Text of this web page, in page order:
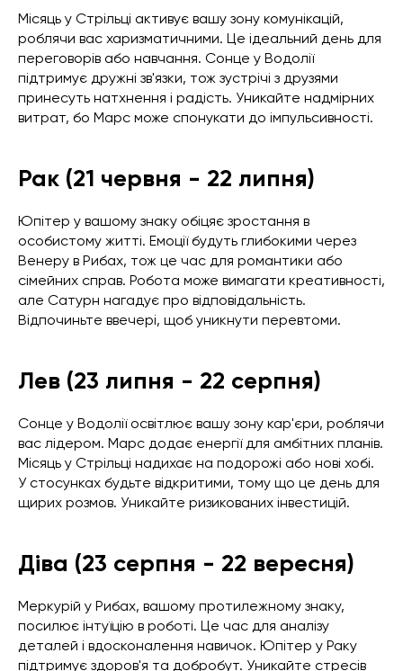
Місяць у Стрільці активує вашу зону комунікацій,
роблячи вас харизматичними. Це ідеальний день для
переговорів або навчання. Сонце у Водолії
підтримує дружні зв'язки, тож зустрічі з друзями
принесуть натхнення і радість. Уникайте надмірних
витрат, бо Марс може спонукати до імпульсивності.
Рак (21 червня - 22 липня)
Юпітер у вашому знаку обіцяє зростання в
особистому житті. Емоції будуть глибокими через
Венеру в Рибах, тож це час для романтики або
сімейних справ. Робота може вимагати креативності,
але Сатурн нагадує про відповідальність.
Відпочиньте ввечері, щоб уникнути перевтоми.
Лев (23 липня - 22 серпня)
Сонце у Водолії освітлює вашу зону кар'єри, роблячи
вас лідером. Марс додає енергії для амбітних планів.
Місяць у Стрільці надихає на подорожі або нові хобі.
У стосунках будьте відкритими, тому що це день для
щирих розмов. Уникайте ризикованих інвестицій.
Діва (23 серпня - 22 вересня)
Меркурій у Рибах, вашому протилежному знаку,
посилює інтуїцію в роботі. Це час для аналізу
деталей і вдосконалення навичок. Юпітер у Раку
підтримує здоров'я та добробут. Уникайте стресів